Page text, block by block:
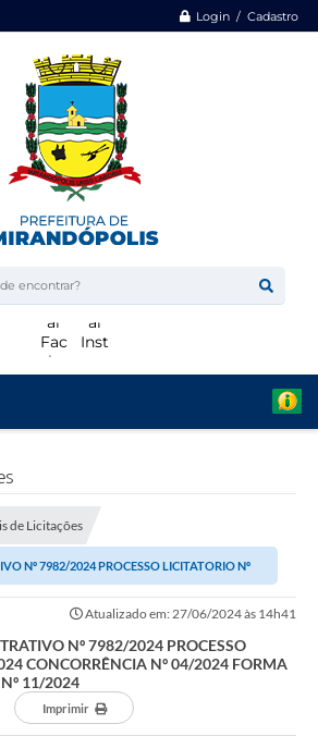
Login / Cadastro
de Licitações
Nº 7982/2024 PROCESSO LICITATORIO Nº
04/2024 FORMA ELETRÔNICA...
Atualizado em: 27/06/2024 às 14h41
Nº 7982/2024 PROCESSO
CONCORRÊNCIA Nº 04/2024 FORMA
Nº 11/2024
Imprimir